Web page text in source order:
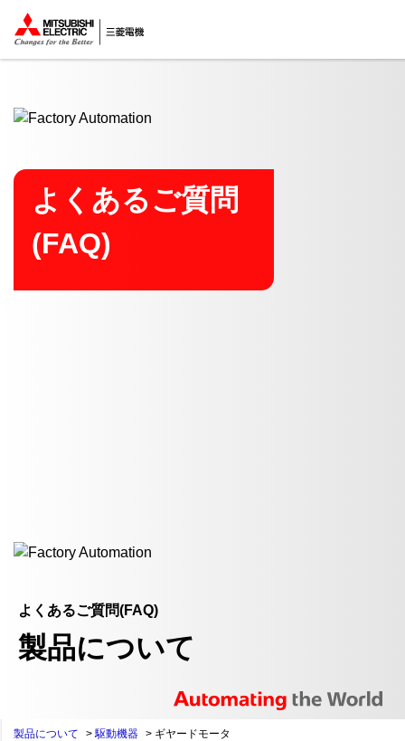
ここから本文
よくあるご質問
(FAQ)
よくあるご質問(FAQ)
製品について
製品について >駆動機器 > ギヤードモータ